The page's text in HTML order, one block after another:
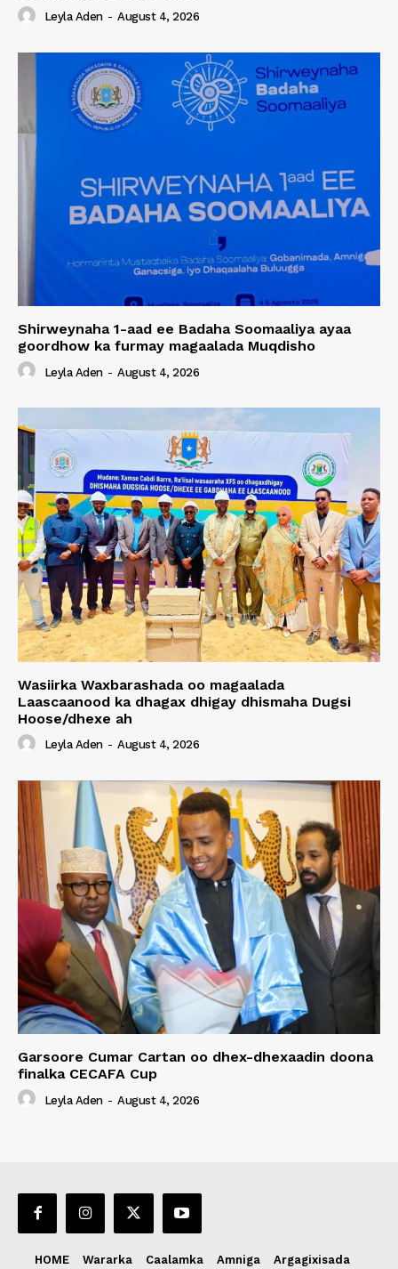
Leyla Aden - August 4, 2026
Shirweynaha 1-aad ee Badaha Soomaaliya ayaa
goordhow ka furmay magaalada Muqdisho
Leyla Aden - August 4, 2026
Wasiirka Waxbarashada oo magaalada
Laascaanood ka dhagax dhigay dhismaha Dugsi
Hoose/dhexe ah
Leyla Aden - August 4, 2026
Garsoore Cumar Cartan oo dhex-dhexaadin doona
finalka CECAFA Cup
Leyla Aden - August 4, 2026
HOME Wararka Caalamka Amniga Argagixisada